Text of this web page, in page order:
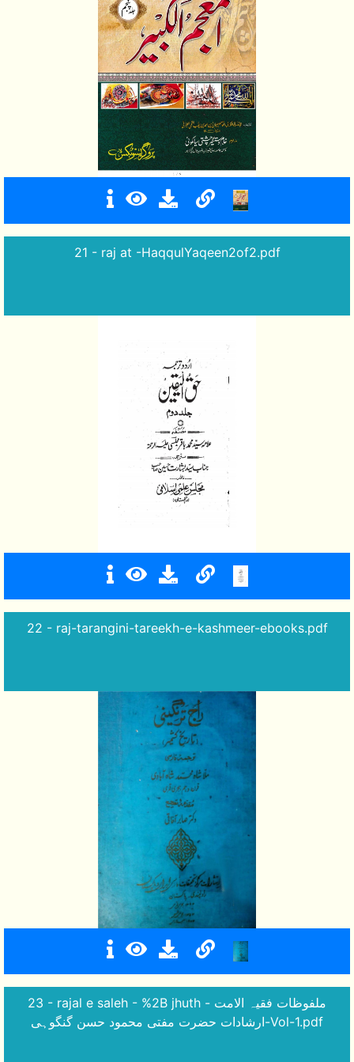
21 - raj at -HaqqulYaqeen2of2.pdf
22 - raj-tarangini-tareekh-e-kashmeer-ebooks.pdf
23 - rajal e saleh - %2B jhuth - ملفوظات فقیہ الامت
ارشادات حضرت مفتی محمود حسن گنگوہی-Vol-1.pdf